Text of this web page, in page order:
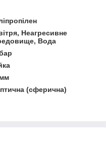
Неагресивне
Вода
(сферична)